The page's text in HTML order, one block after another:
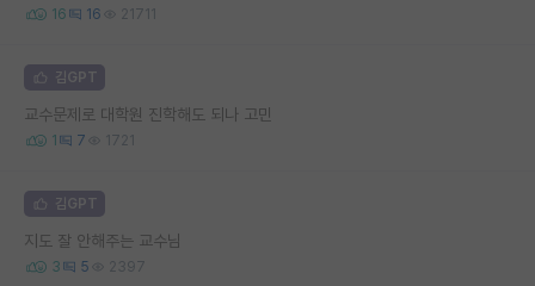
16 16 21711
김GPT
교수문제로 대학원 진학해도 되나 고민
1 7 1721
김GPT
지도 잘 안해주는 교수님
3 5 2397